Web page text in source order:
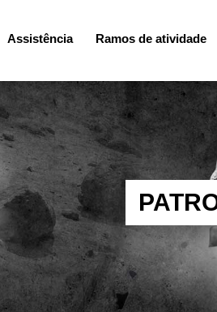
Assistência Ramos de atividade